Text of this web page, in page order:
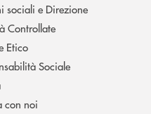
sociali e Direzione
Controllate
Etico
Sociale
con noi